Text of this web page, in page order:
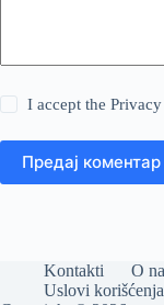
I accept the
Предај коментар
Kontakti O
Uslovi korišćenja